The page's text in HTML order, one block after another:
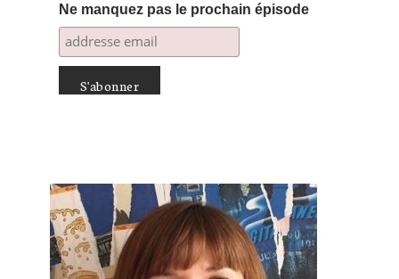
Ne manquez pas le prochain épisode